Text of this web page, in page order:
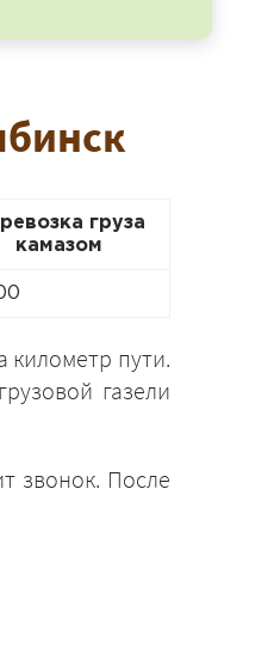
груза
камазом
километр пути.
газели
звонок. После